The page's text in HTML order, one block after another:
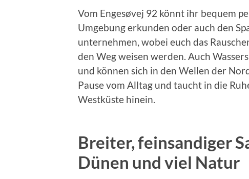
Vom Engesøvej 92 könnt ihr bequem
Umgebung erkunden oder auch den
unternehmen, wobei euch das
den Weg weisen werden. Auch
und können sich in den Wellen der
Pause vom Alltag und taucht in die
Westküste hinein.
Breiter, feinsandiger
Dünen und viel Natur